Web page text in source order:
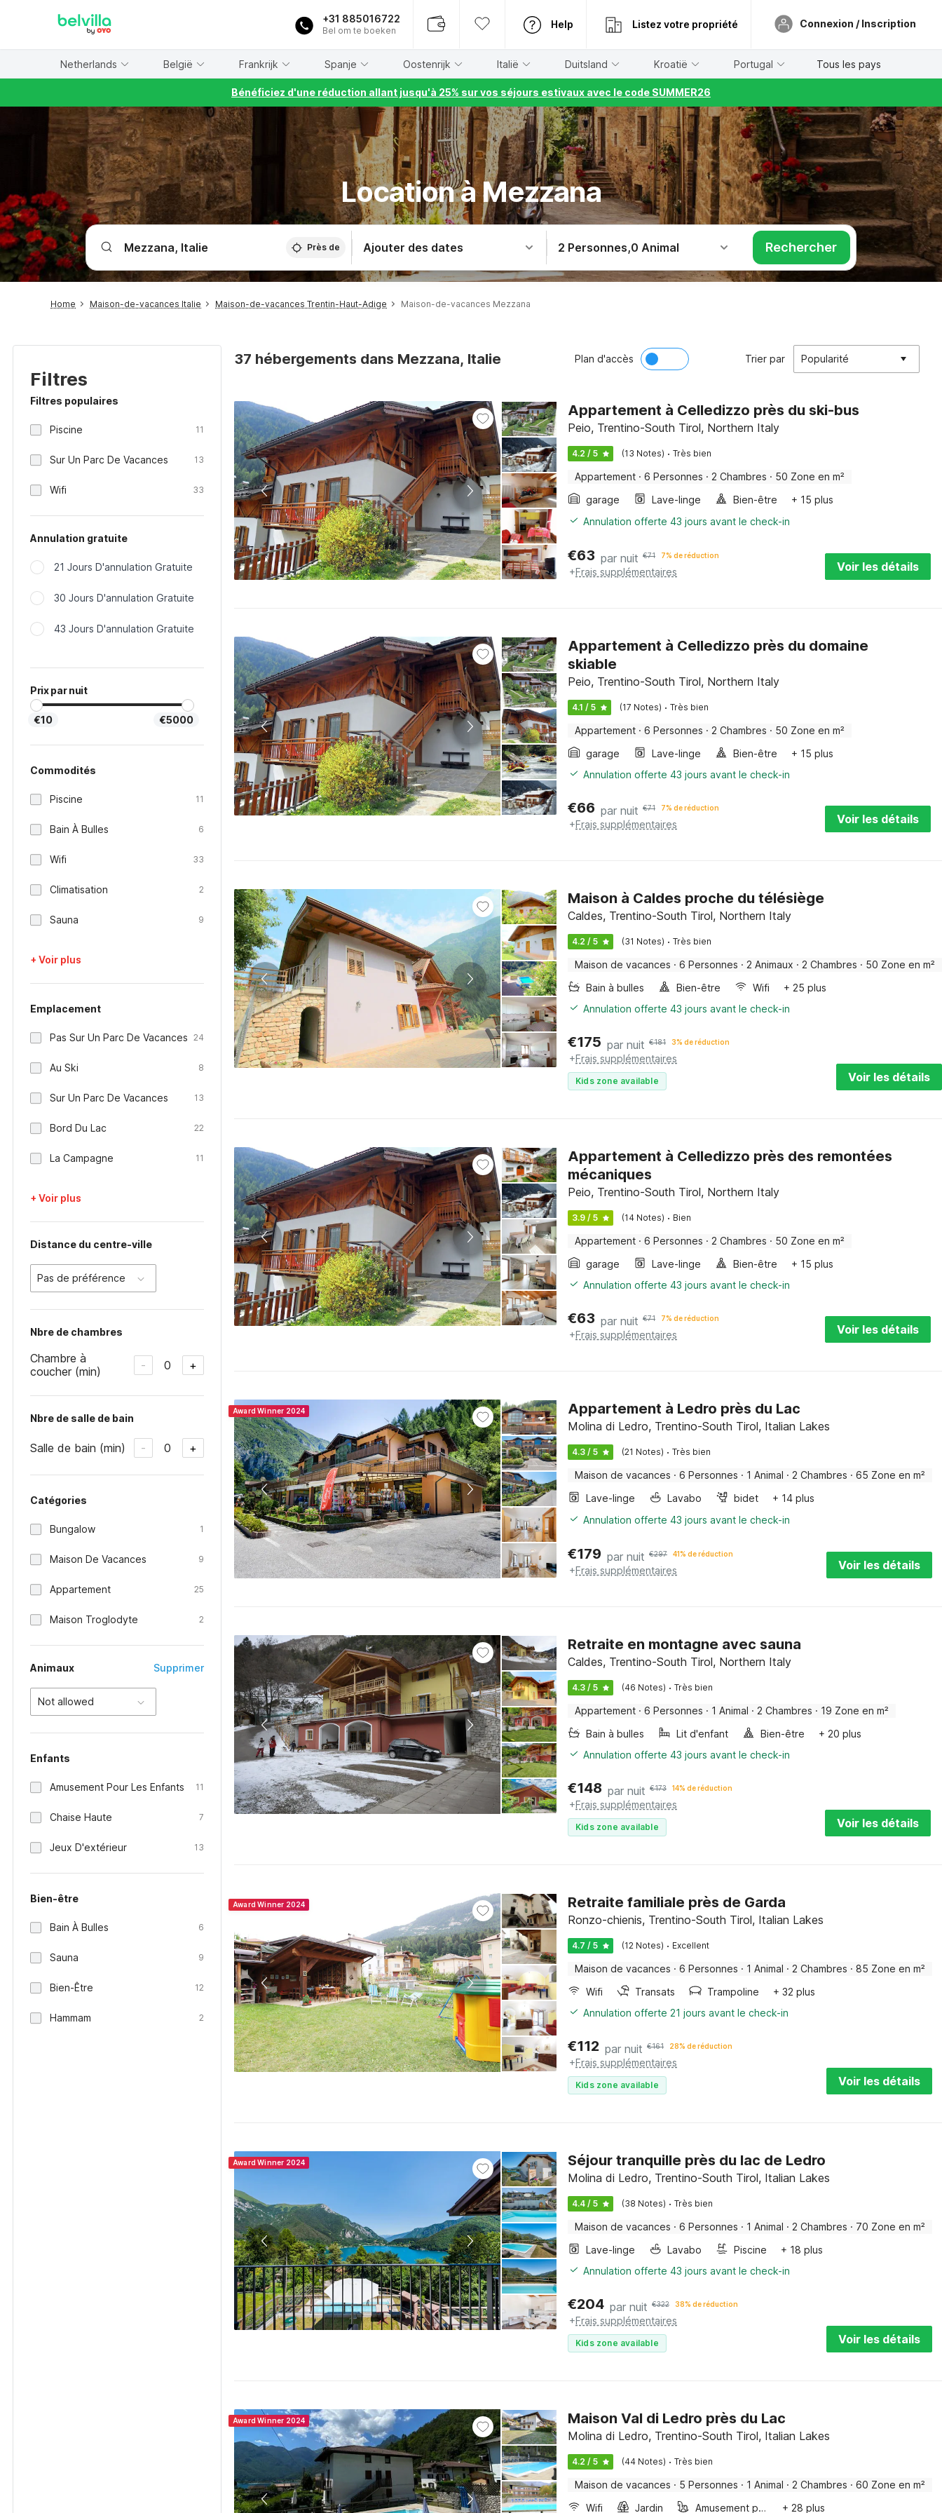
+31 885016722
Bel om te boeken
Help Listez votre propriété Connexion / Inscription
Netherlands België Frankrijk Spanje Oostenrijk Italië Duitsland Kroatië Portugal Tous les pays
Bénéficiez d'une réduction allant jusqu'à 25% sur vos séjours estivaux avec le code SUMMER26
Location à Mezzana
Près de Ajouter des dates 2 Personnes,0 Animal Rechercher
Home Maison-de-vacances Italie Maison-de-vacances Trentin-Haut-Adige Maison-de-vacances Mezzana
Filtres
Filtres populaires
Piscine 11
Sur Un Parc De Vacances 13
Wifi 33
Annulation gratuite
21 Jours D'annulation Gratuite
30 Jours D'annulation Gratuite
43 Jours D'annulation Gratuite
Prix par nuit
€10 €5000
Commodités
Piscine 11
Bain À Bulles 6
Wifi 33
Climatisation 2
Sauna 9
+ Voir plus
Emplacement
Pas Sur Un Parc De Vacances 24
Au Ski 8
Sur Un Parc De Vacances 13
Bord Du Lac 22
La Campagne 11
+ Voir plus
Distance du centre-ville
Pas de préférence
Nbre de chambres
Chambre à
coucher (min)
- 0 +
Nbre de salle de bain
Salle de bain (min) - 0 +
Catégories
Bungalow 1
Maison De Vacances 9
Appartement 25
Maison Troglodyte 2
Animaux Supprimer
Not allowed
Enfants
Amusement Pour Les Enfants 11
Chaise Haute 7
Jeux D'extérieur 13
Bien-être
Bain À Bulles 6
Sauna 9
Bien-Être 12
Hammam 2
37 hébergements dans Mezzana, Italie Plan d'accès Trier par Popularité
Appartement à Celledizzo près du ski-bus
Peio, Trentino-South Tirol, Northern Italy
4.2 / 5 (13 Notes) · Très bien
Appartement · 6 Personnes · 2 Chambres · 50 Zone en m²
garage
Lave-linge Bien-être
+ 15 plus
Annulation offerte 43 jours avant le check-in
€63 par nuit €71 7% de réduction
+Frais supplémentaires Voir les détails
Appartement à Celledizzo près du domaine
skiable
Peio, Trentino-South Tirol, Northern Italy
4.1 / 5 (17 Notes) · Très bien
Appartement · 6 Personnes · 2 Chambres · 50 Zone en m²
garage
Lave-linge Bien-être
+ 15 plus
Annulation offerte 43 jours avant le check-in
€66 par nuit €71 7% de réduction
+Frais supplémentaires Voir les détails
Maison à Caldes proche du télésiège
Caldes, Trentino-South Tirol, Northern Italy
4.2 / 5 (31 Notes) · Très bien
Maison de vacances · 6 Personnes · 2 Animaux · 2 Chambres · 50 Zone en m²
Bain à bulles
Bien-être Wifi
+ 25 plus
Annulation offerte 43 jours avant le check-in
€175 par nuit €181 3% de réduction
+Frais supplémentaires
Kids zone available Voir les détails
Appartement à Celledizzo près des remontées
mécaniques
Peio, Trentino-South Tirol, Northern Italy
3.9 / 5 (14 Notes) · Bien
Appartement · 6 Personnes · 2 Chambres · 50 Zone en m²
garage
Lave-linge Bien-être
+ 15 plus
Annulation offerte 43 jours avant le check-in
€63 par nuit €71 7% de réduction
+Frais supplémentaires Voir les détails
Award Winner 2024 Appartement à Ledro près du Lac
Molina di Ledro, Trentino-South Tirol, Italian Lakes
4.3 / 5 (21 Notes) · Très bien
Maison de vacances · 6 Personnes · 1 Animal · 2 Chambres · 65 Zone en m²
Lave-linge
Lavabo bidet
+ 14 plus
Annulation offerte 43 jours avant le check-in
€179 par nuit €297 41% de réduction
+Frais supplémentaires Voir les détails
Retraite en montagne avec sauna
Caldes, Trentino-South Tirol, Northern Italy
4.3 / 5 (46 Notes) · Très bien
Appartement · 6 Personnes · 1 Animal · 2 Chambres · 19 Zone en m²
Bain à bulles
Lit d'enfant Bien-être
+ 20 plus
Annulation offerte 43 jours avant le check-in
€148 par nuit €173 14% de réduction
+Frais supplémentaires
Kids zone available Voir les détails
Award Winner 2024 Retraite familiale près de Garda
Ronzo-chienis, Trentino-South Tirol, Italian Lakes
4.7 / 5 (12 Notes) · Excellent
Maison de vacances · 6 Personnes · 1 Animal · 2 Chambres · 85 Zone en m²
Wifi
Transats Trampoline
+ 32 plus
Annulation offerte 21 jours avant le check-in
€112 par nuit €161 28% de réduction
+Frais supplémentaires
Kids zone available Voir les détails
Award Winner 2024 Séjour tranquille près du lac de Ledro
Molina di Ledro, Trentino-South Tirol, Italian Lakes
4.4 / 5 (38 Notes) · Très bien
Maison de vacances · 6 Personnes · 1 Animal · 2 Chambres · 70 Zone en m²
Lave-linge
Lavabo Piscine
+ 18 plus
Annulation offerte 43 jours avant le check-in
€204 par nuit €322 38% de réduction
+Frais supplémentaires
Kids zone available Voir les détails
Award Winner 2024 Maison Val di Ledro près du Lac
Molina di Ledro, Trentino-South Tirol, Italian Lakes
4.2 / 5 (44 Notes) · Très bien
Maison de vacances · 5 Personnes · 1 Animal · 2 Chambres · 60 Zone en m²
Wifi
Jardin Amusement pour les enfants + 28 plus